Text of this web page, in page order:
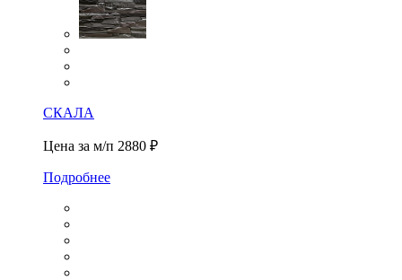
СКАЛА
Цена за м/п 2880 ₽
Подробнее